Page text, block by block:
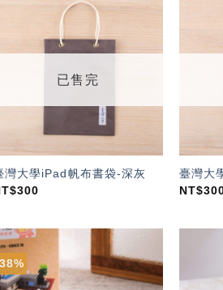
望輕
已售完
灣大學iPad帆布書袋-深灰
300
臺灣大
NT$
加入
「願